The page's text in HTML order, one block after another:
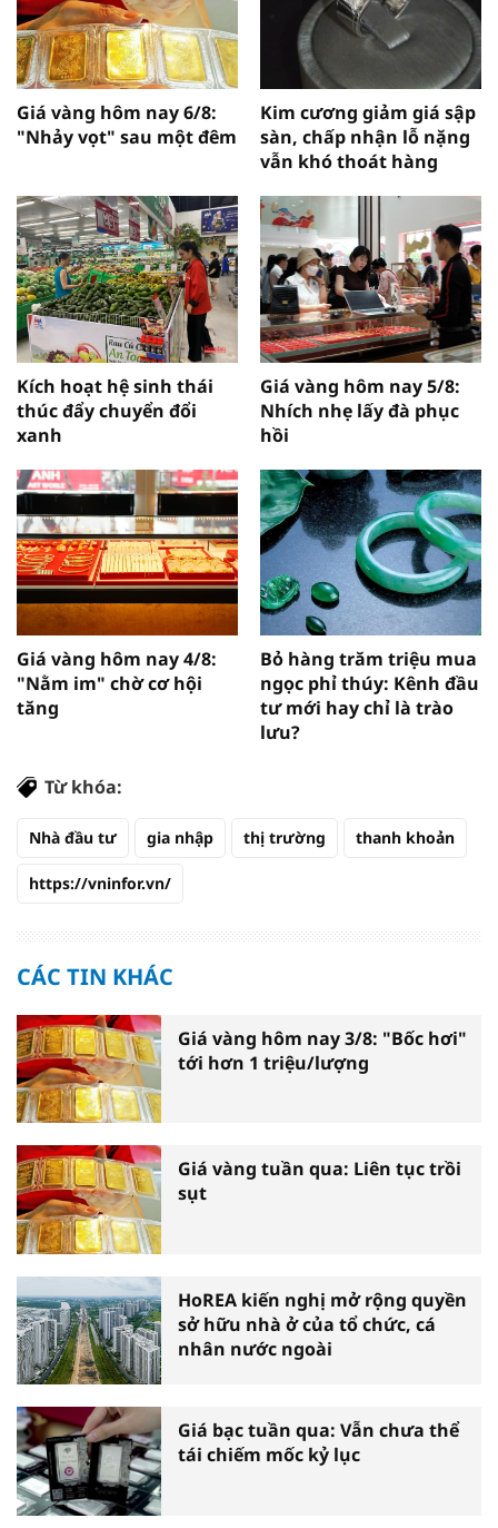
Giá vàng hôm nay 6/8:
"Nhảy vọt" sau một đêm
Kim cương giảm giá sập
sàn, chấp nhận lỗ nặng
vẫn khó thoát hàng
Kích hoạt hệ sinh thái
thúc đẩy chuyển đổi
xanh
Giá vàng hôm nay 5/8:
Nhích nhẹ lấy đà phục
hồi
Giá vàng hôm nay 4/8:
"Nằm im" chờ cơ hội
tăng
Bỏ hàng trăm triệu mua
ngọc phỉ thúy: Kênh đầu
tư mới hay chỉ là trào
lưu?
Từ khóa:
Nhà đầu tư gia nhập thị trường thanh khoản
https://vninfor.vn/
CÁC TIN KHÁC
Giá vàng hôm nay 3/8: "Bốc hơi"
tới hơn 1 triệu/lượng
Giá vàng tuần qua: Liên tục trồi
sụt
HoREA kiến nghị mở rộng quyền
sở hữu nhà ở của tổ chức, cá
nhân nước ngoài
Giá bạc tuần qua: Vẫn chưa thể
tái chiếm mốc kỷ lục